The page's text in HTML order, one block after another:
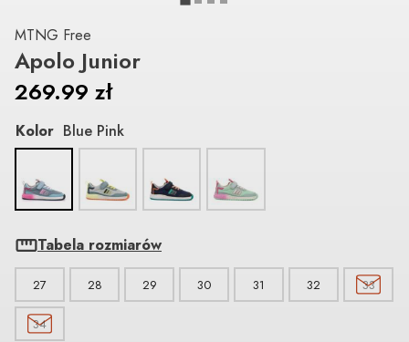
MTNG Free
Apolo Junior
269.99 zł
Kolor Blue Pink
Tabela rozmiarów
27 28 29 30 31 32 33
34